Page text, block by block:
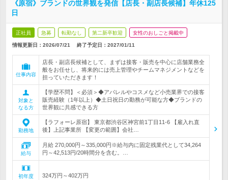
《原宿》ブランドの世界観を発信【店長・副店長候補】年休125
日
正社員 急募 転勤なし 第二新卒歓迎 女性のおしごと掲載中
情報更新日：2026/07/21 終了予定日： 2027/01/11
仕事内容
店長・副店長候補として、まずは接客・販売を中心に店舗業務全
般をお任せし、将来的には売上管理やチームマネジメントなどを
担っていただきます！
対象と
なる方
【学歴不問】＜必須＞◆アパレルやコスメなど小売業界での接客
販売経験（1年以上）◆土日祝日の勤務が可能な方◆ブランドの
世界観に共感できる方
勤務地
【ラフォーレ原宿】 東京都渋谷区神宮前1丁目11-6 【雇入れ直
後】上記事業所 【変更の範囲】会社…
給与
月給 270,000円～335,000円※給与内に固定残業代として34,264
円～42,513円/20時間分を含む。…
初年度
324万円～402万円